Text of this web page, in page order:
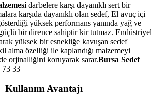
darbelere karşı dayanıklı sert bir
karşıda dayanıklı olan sedef, El avuç içi
yüksek performans yanında yağ ve
bir dirence sahiptir kir tutmaz. Endüstriyel
yüksek bir esnekliğe kavuşan sedef
alma özelliği ile kaplandığı malzemeyi
orjinalliğini koruyarak sarar.Bursa Sedef
73 33
Kullanım Avantajı